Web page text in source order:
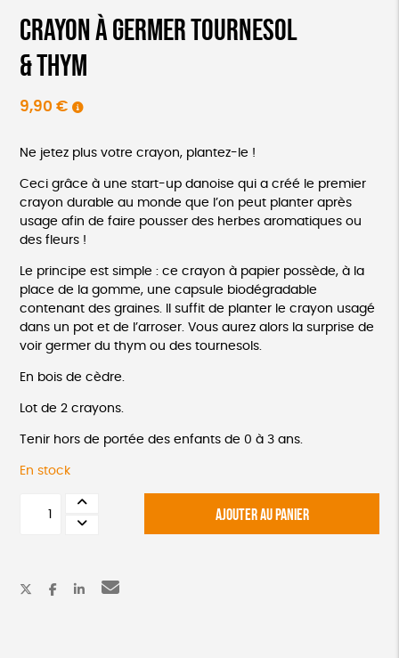
Crayon à germer tournesol
& thym
9,90 €
Ne jetez plus votre crayon, plantez-le !
Ceci grâce à une start-up danoise qui a créé le premier
crayon durable au monde que l’on peut planter après
usage afin de faire pousser des herbes aromatiques ou
des fleurs !
Le principe est simple : ce crayon à papier possède, à la
place de la gomme, une capsule biodégradable
contenant des graines. Il suffit de planter le crayon usagé
dans un pot et de l’arroser. Vous aurez alors la surprise de
voir germer du thym ou des tournesols.
En bois de cèdre.
Lot de 2 crayons.
Tenir hors de portée des enfants de 0 à 3 ans.
En stock
&
AJOUTER AU PANIER